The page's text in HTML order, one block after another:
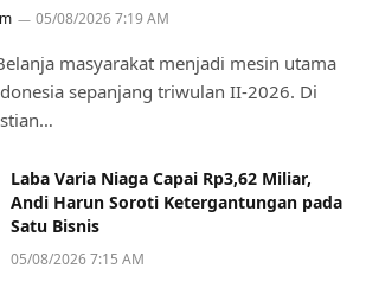
05/08/2026 7:19 AM
masyarakat menjadi mesin utama
sepanjang triwulan II-2026. Di
Laba Varia Niaga Capai Rp3,62 Miliar,
Andi Harun Soroti Ketergantungan pada
Satu Bisnis
05/08/2026 7:15 AM